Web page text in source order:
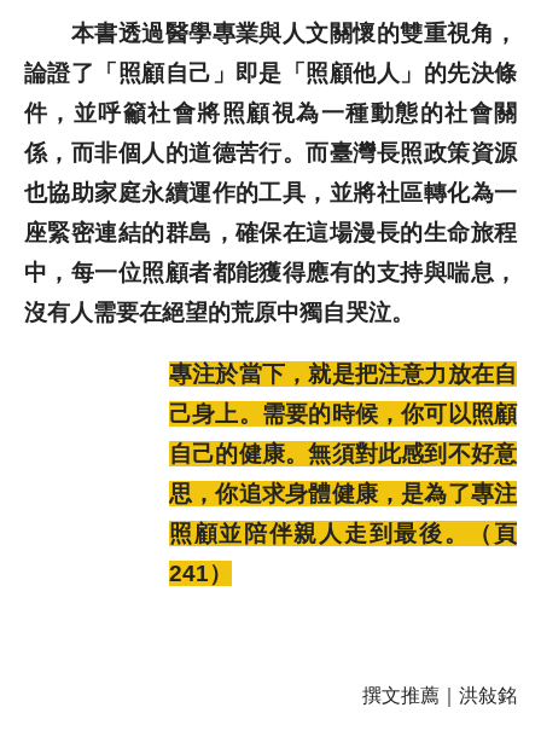
本書透過醫學專業與人文關懷的雙重視角，
論證了「照顧自己」即是「照顧他人」的先決條
件，並呼籲社會將照顧視為一種動態的社會關
係，而非個人的道德苦行。而臺灣長照政策資源
也協助家庭永續運作的工具，並將社區轉化為一
座緊密連結的群島，確保在這場漫長的生命旅程
中，每一位照顧者都能獲得應有的支持與喘息，
沒有人需要在絕望的荒原中獨自哭泣。
專注於當下，就是把注意力放在自
己身上。需要的時候，你可以照顧
自己的健康。無須對此感到不好意
思，你追求身體健康，是為了專注
照顧並陪伴親人走到最後。（頁
241）
撰文推薦｜洪敍銘